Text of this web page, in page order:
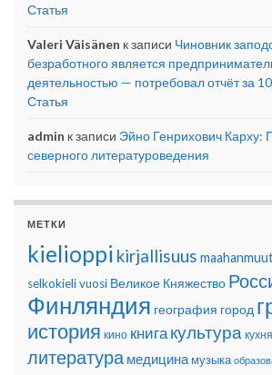
Статья
Valeri Väisänen к записи Чиновник
безработного является
деятельностью — потребовал отчёт за
Статья
admin к записи Эйно Генрихович Карху:
северного литературоведения
МЕТКИ
kielioppi kirjallisuus
selkokielivuosi Великое Княжество
Финляндия география город
история кино книгакультура кухня
литература медицина музыка